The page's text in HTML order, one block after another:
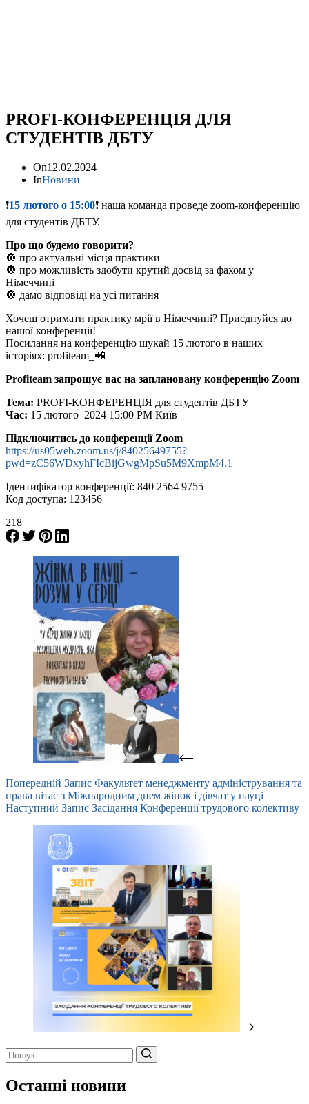
PROFI-КОНФЕРЕНЦІЯ ДЛЯ
СТУДЕНТІВ ДБТУ
On12.02.2024
InНовини
❗️15 лютого о 15:00❗️ наша команда проведе zoom-конференцію
для студентів ДБТУ.
Про що будемо говорити?
🔘 про актуальні місця практики
🔘 про можливість здобути крутий досвід за фахом у
Німеччині
🔘 дамо відповіді на усі питання
Хочеш отримати практику мрії в Німеччині? Приєднуйся до
нашої конференції!
Посилання на конференцію шукай 15 лютого в наших
історіях: profiteam_📲
Profiteam запрошує вас на заплановану конференцію Zoom
Тема: PROFI-КОНФЕРЕНЦІЯ для студентів ДБТУ
Час: 15 лютого 2024 15:00 PM Київ
Підключитись до конференції Zoom
https://us05web.zoom.us/j/84025649755?
pwd=zC56WDxyhFIcBijGwgMpSu5M9XmpM4.1
Ідентифікатор конференції: 840 2564 9755
Код доступа: 123456
218
Попередній Запис Факультет менеджменту адміністрування та
права вітає з Міжнародним днем жінок і дівчат у науці
Наступний Запис Засідання Конференції трудового колективу
результатів
Останні новини